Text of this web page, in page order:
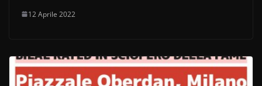
12 Aprile 2022